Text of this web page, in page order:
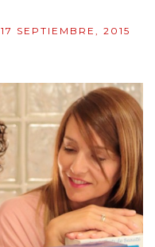
17 SEPTIEMBRE, 2015